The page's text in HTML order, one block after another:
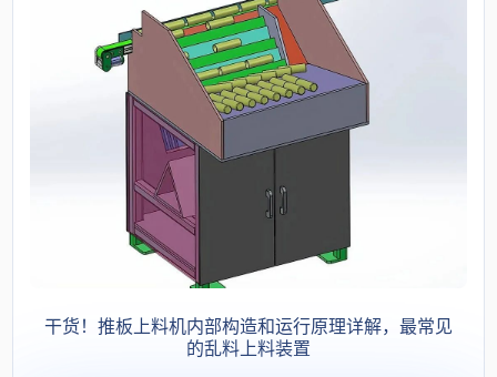
干货！推板上料机内部构造和运行原理详解，最常见
的乱料上料装置